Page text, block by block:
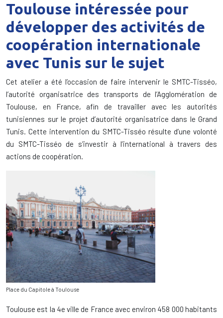
Toulouse intéressée pour
développer des activités de
coopération internationale
avec Tunis sur le sujet
Cet atelier a été l’occasion de faire intervenir le SMTC-Tisséo,
l’autorité organisatrice des transports de l’Agglomération de
Toulouse, en France, afin de travailler avec les autorités
tunisiennes sur le projet d’autorité organisatrice dans le Grand
Tunis. Cette intervention du SMTC-Tisséo résulte d’une volonté
du SMTC-Tisséo de s’investir à l’international à travers des
actions de coopération.
Place du Capitole à Toulouse
Toulouse est la 4e ville de France avec environ 458 000 habitants